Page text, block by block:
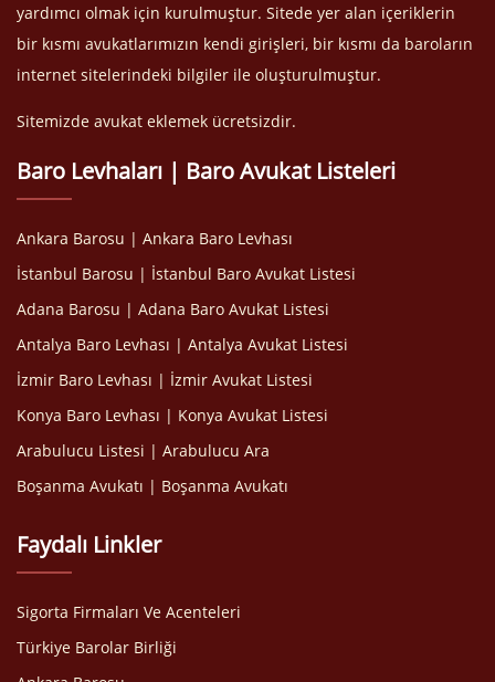
yardımcı olmak için kurulmuştur. Sitede yer alan içeriklerin
bir kısmı avukatlarımızın kendi girişleri, bir kısmı da baroların
internet sitelerindeki bilgiler ile oluşturulmuştur.
Sitemizde avukat eklemek ücretsizdir.
Baro Levhaları | Baro Avukat Listeleri
Ankara Barosu | Ankara Baro Levhası
İstanbul Barosu | İstanbul Baro Avukat Listesi
Adana Barosu | Adana Baro Avukat Listesi
Antalya Baro Levhası | Antalya Avukat Listesi
İzmir Baro Levhası | İzmir Avukat Listesi
Konya Baro Levhası | Konya Avukat Listesi
Arabulucu Listesi | Arabulucu Ara
Boşanma Avukatı | Boşanma Avukatı
Faydalı Linkler
Sigorta Firmaları Ve Acenteleri
Türkiye Barolar Birliği